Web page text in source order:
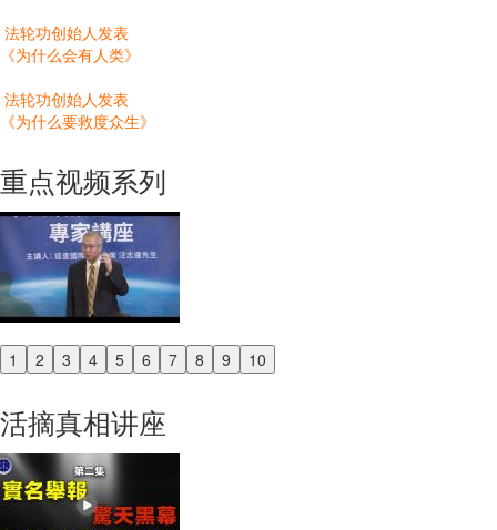
法轮功创始人发表
《为什么会有人类》
法轮功创始人发表
《为什么要救度众生》
重点视频系列
1 2 3 4 5 6 7 8 9 10
Previous
活摘真相讲座